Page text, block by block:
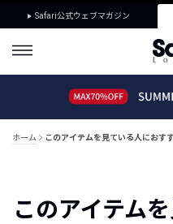
Safari公式ウェブマガジン
ホーム このアイテムを見ている人におす
このアイテム